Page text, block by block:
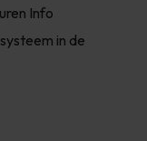
Info
in de